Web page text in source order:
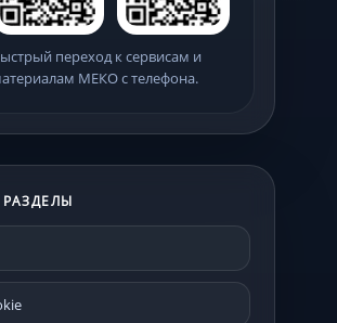
переход к сервисам и
МЕКО с телефона.